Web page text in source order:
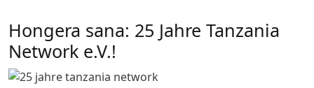
Hongera sana: 25 Jahre Tanzania
Network e.V.!